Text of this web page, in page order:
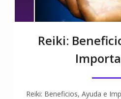
Reiki:
Reiki: Beneficios, Ayuda e